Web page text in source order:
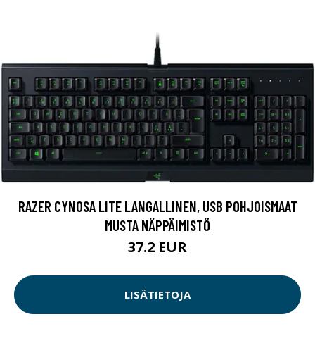
RAZER CYNOSA LITE LANGALLINEN, USB POHJOISMAAT
MUSTA NÄPPÄIMISTÖ
37.2 EUR
LISÄTIETOJA